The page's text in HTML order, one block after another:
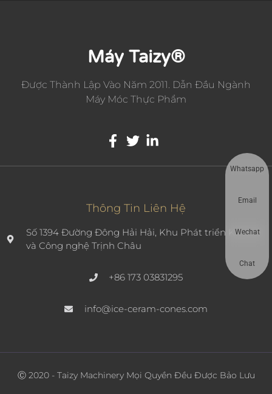
Máy Taizy®
Được Thành Lập Vào Năm 2011. Dẫn Đầu Ngành
Máy Móc Thực Phẩm
Thông Tin Liên Hệ
Số 1394 Đường Đông Hải Hải, Khu Phát triển Kinh tế
và Công nghệ Trịnh Châu
+86 173 03831295
info@ice-ceram-cones.com
Ⓒ 2020 - Taizy Machinery Mọi Quyền Đều Được Bảo Lưu
Whatsapp
Email
Wechat
Chat